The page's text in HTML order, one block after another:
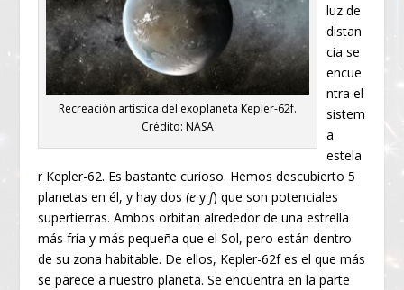
Recreación artística del exoplaneta Kepler-62f.
Crédito: NASA
luz de
distan
cia se
encue
ntra el
sistem
a
estela
r Kepler-62. Es bastante curioso. Hemos descubierto 5
planetas en él, y hay dos (eyf) que son potenciales
supertierras. Ambos orbitan alrededor de una estrella
más fría y más pequeña que el Sol, pero están dentro
de su zona habitable. De ellos, Kepler-62f es el que más
se parece a nuestro planeta. Se encuentra en la parte